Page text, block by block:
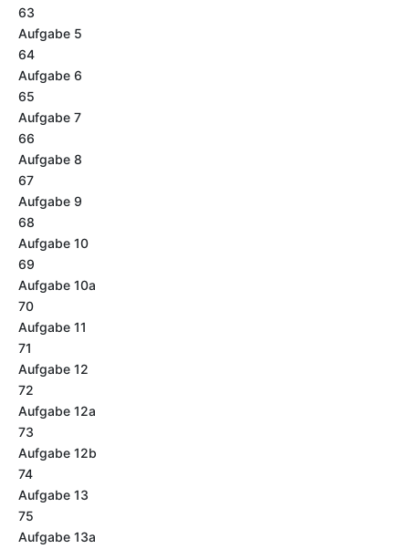
63
Aufgabe 5
64
Aufgabe 6
65
Aufgabe 7
66
Aufgabe 8
67
Aufgabe 9
68
Aufgabe 10
69
Aufgabe 10a
70
Aufgabe 11
71
Aufgabe 12
72
Aufgabe 12a
73
Aufgabe 12b
74
Aufgabe 13
75
Aufgabe 13a